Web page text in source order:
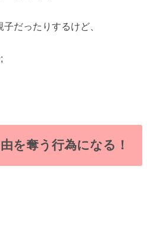
だったりするけど、
を奪う行為になる！